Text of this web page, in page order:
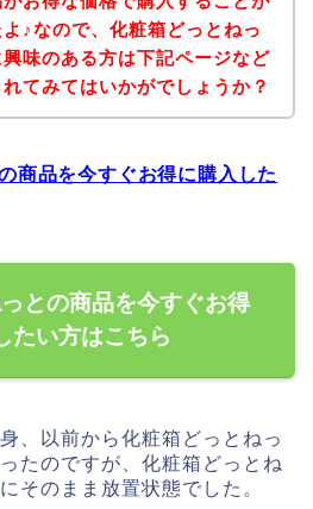
♪なので、化粧箱どっとねっ
興味のある方は下記ページなど
てみてはいかがでしょうか？
商品を今すぐお得に購入した
との商品を今すぐお得
たい方はこちら
、以前から化粧箱どっとねっ
たのですが、化粧箱どっとね
そのまま放置状態でした。